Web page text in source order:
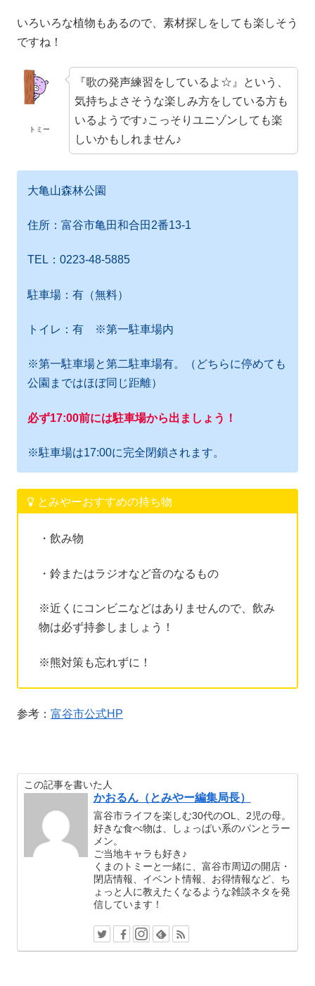
いろいろな植物もあるので、素材探しをしても楽しそう
ですね！
トミー
『歌の発声練習をしているよ☆』という、
気持ちよさそうな楽しみ方をしている方も
いるようです♪こっそりユニゾンしても楽
しいかもしれません♪
大亀山森林公園
住所：富谷市亀田和合田2番13-1
TEL：0223-48-5885
駐車場：有（無料）
トイレ：有 ※第一駐車場内
※第一駐車場と第二駐車場有。（どちらに停めても
公園まではほぼ同じ距離）
必ず17:00前には駐車場から出ましょ う ！
※駐車場は17:00に完全閉鎖されます。
とみやーおすすめの持ち物
・飲み物
・鈴またはラジオなど音のなるもの
※近くにコンビニなどはありませんので、飲み
物は必ず持参しましょう！
※熊対策も忘れずに！
参考： 富谷市公式HP
この記事を書いた人
かおるん（とみやー編集局長）
富谷市ライフを楽しむ30代のOL、2児の母。
好きな食べ物は、しょっぱい系のパンとラー
メン。
ご当地キャラも好き♪
くまのトミーと一緒に、富谷市周辺の開店・
閉店情報、イベント情報、お得情報など、ち
ょっと人に教えたくなるような雑談ネタを発
信しています！